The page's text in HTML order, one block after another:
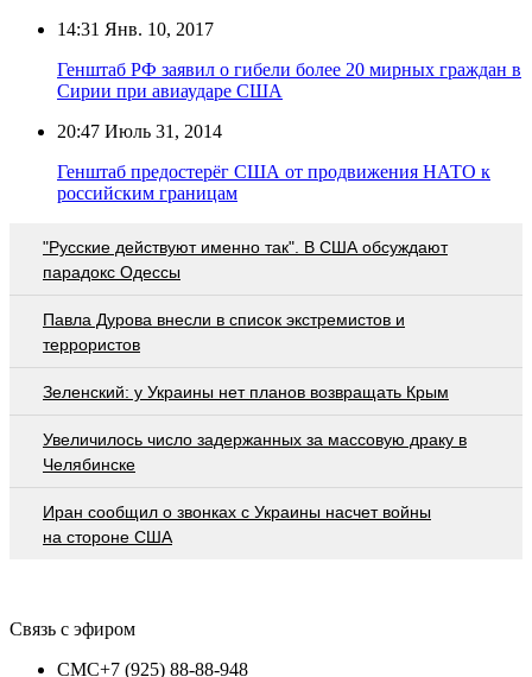
14:31 Янв. 10, 2017
Генштаб РФ заявил о гибели более 20 мирных граждан в
Сирии при авиаударе США
20:47 Июль 31, 2014
Генштаб предостерёг США от продвижения НАТО к
российским границам
"Русские действуют именно так". В США обсуждают
парадокс Одессы
Павла Дурова внесли в список экстремистов и
террористов
Зеленский: у Украины нет планов возвращать Крым
Увеличилось число задержанных за массовую драку в
Челябинске
Иран сообщил о звонках с Украины насчет войны
на стороне США
Связь с эфиром
СМС+7 (925) 88-88-948